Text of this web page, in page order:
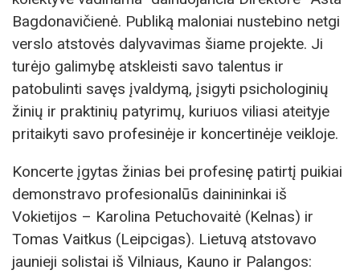
Bagdonavičienė. Publiką maloniai nustebino netgi
verslo atstovės dalyvavimas šiame projekte. Ji
turėjo galimybę atskleisti savo talentus ir
patobulinti savęs įvaldymą, įsigyti psichologinių
žinių ir praktinių patyrimų, kuriuos viliasi ateityje
pritaikyti savo profesinėje ir koncertinėje veikloje.
Koncerte įgytas žinias bei profesinę patirtį puikiai
demonstravo profesionalūs dainininkai iš
Vokietijos – Karolina Petuchovaitė (Kelnas) ir
Tomas Vaitkus (Leipcigas). Lietuvą atstovavo
jaunieji solistai iš Vilniaus, Kauno ir Palangos: